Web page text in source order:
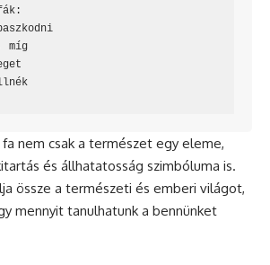
míg
nem csak a természet egy eleme,
és állhatatosság szimbóluma is.
össze a természeti és emberi világot,
mennyit tanulhatunk a bennünket